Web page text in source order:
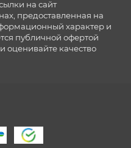
на сайт
предоставленная на
характер и
публичной офертой